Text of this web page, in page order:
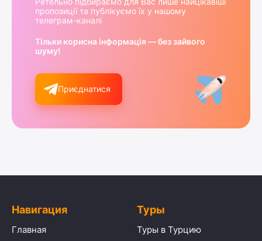
пропозиції та публікуємо їх у нашому
телеграм-каналі
Тільки корисна інформація — без зайвого
шуму!
Приєднатися
Навигация
Главная
Туры
Туры в Турцию